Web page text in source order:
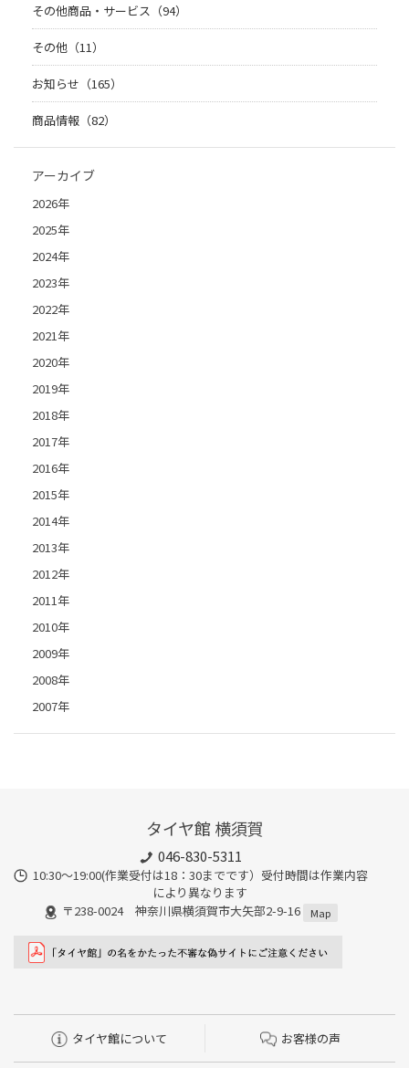
その他商品・サービス（94）
その他（11）
お知らせ（165）
商品情報（82）
アーカイブ
2026年
2025年
2024年
2023年
2022年
2021年
2020年
2019年
2018年
2017年
2016年
2015年
2014年
2013年
2012年
2011年
2010年
2009年
2008年
2007年
タイヤ館 横須賀
046-830-5311
10:30～19:00(作業受付は18：30までです）受付時間は作業内容
により異なります
〒238-0024 神奈川県横須賀市大矢部2-9-16
Map
タイヤ館について お客様の声